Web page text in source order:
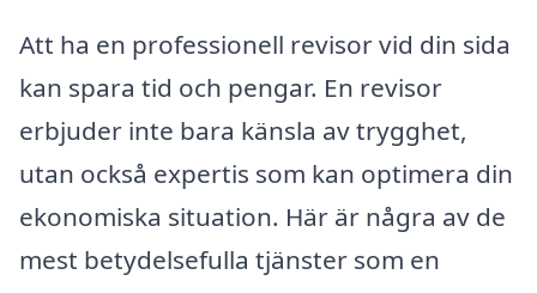
Att ha en professionell revisor vid din sida
kan spara tid och pengar. En revisor
erbjuder inte bara känsla av trygghet,
utan också expertis som kan optimera din
ekonomiska situation. Här är några av de
mest betydelsefulla tjänster som en